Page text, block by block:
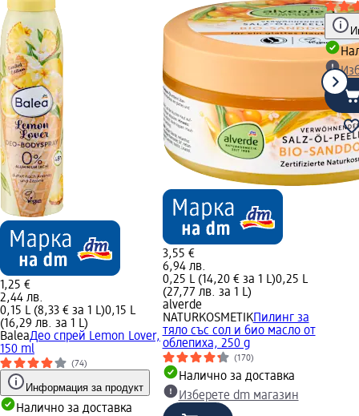
1,25 €
2,44 лв.
0,15 L (8,33 € за 1 L)0,15 L
(16,29 лв. за 1 L)
BaleaДео спрей Lemon Lover,
150 ml
(74)
Информация за продукт
Налично за доставка
3,55 €
6,94 лв.
0,25 L (14,20 € за 1 L)0,25 L
(27,77 лв. за 1 L)
alverde
NATURKOSMETIKПилинг за
тяло със сол и био масло от
облепиха, 250 g
(170)
Налично за доставка
Изберете dm магазин